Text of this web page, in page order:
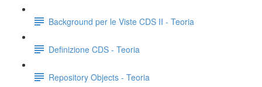
Background per le Viste CDS II - Teoria
Definizione CDS - Teoria
Repository Objects - Teoria